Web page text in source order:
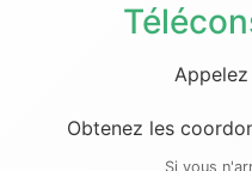
Obtenez les
Si vous